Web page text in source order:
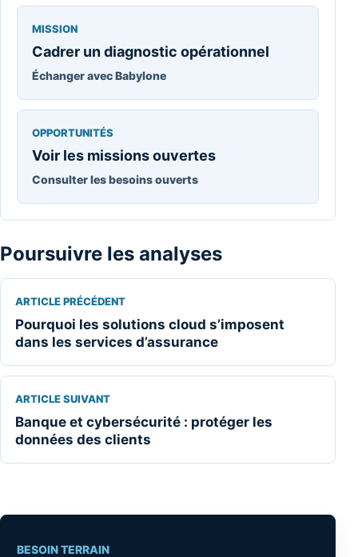
MISSION
Cadrer un diagnostic opérationnel
Échanger avec Babylone
OPPORTUNITÉS
Voir les missions ouvertes
Consulter les besoins ouverts
Poursuivre les analyses
ARTICLE PRÉCÉDENT
Pourquoi les solutions cloud s’imposent
dans les services d’assurance
ARTICLE SUIVANT
Banque et cybersécurité : protéger les
données des clients
BESOIN TERRAIN